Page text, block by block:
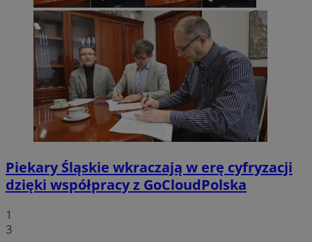
Piekary Śląskie wkraczają w erę cyfryzacji
dzięki współpracy z GoCloudPolska
1
3